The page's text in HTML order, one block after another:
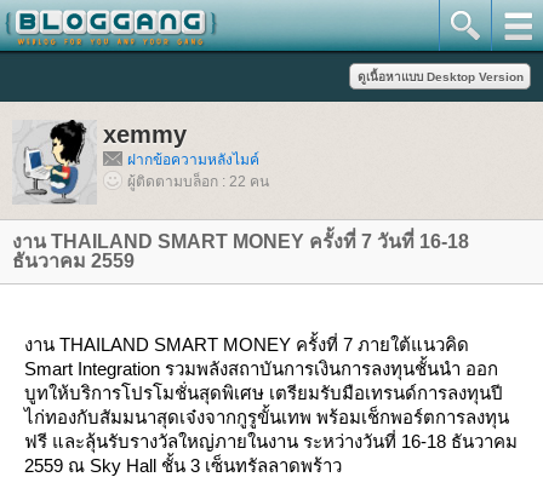
xemmy
ฝากข้อความหลังไมค์
ผู้ติดตามบล็อก : 22 คน
งาน THAILAND SMART MONEY ครั้งที่ 7 วันที่ 16-18
ธันวาคม 2559
งาน THAILAND SMART MONEY ครั้งที่ 7 ภายใต้แนวคิด
Smart Integration รวมพลังสถาบันการเงินการลงทุนชั้นนำ ออก
บูทให้บริการโปรโมชั่นสุดพิเศษ เตรียมรับมือเทรนด์การลงทุนปี
ไก่ทองกับสัมมนาสุดเจ๋งจากกูรูขั้นเทพ พร้อมเช็กพอร์ตการลงทุน
ฟรี และลุ้นรับรางวัลใหญ่ภายในงาน ระหว่างวันที่ 16-18 ธันวาคม
2559 ณ Sky Hall ชั้น 3 เซ็นทรัลลาดพร้าว